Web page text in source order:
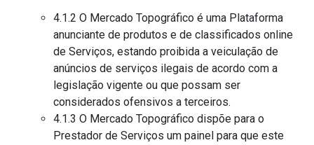
4.1.2 O Mercado Topográfico é uma Plataforma
anunciante de produtos e de classificados online
de Serviços, estando proibida a veiculação de
anúncios de serviços ilegais de acordo com a
legislação vigente ou que possam ser
considerados ofensivos a terceiros.
4.1.3 O Mercado Topográfico dispõe para o
Prestador de Serviços um painel para que este